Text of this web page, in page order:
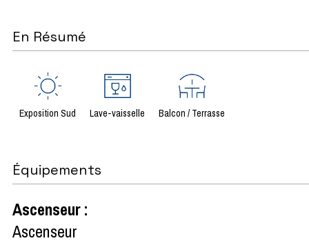
En Résumé
Exposition Sud Lave-vaisselle Balcon / Terrasse
Équipements
Ascenseur:
Ascenseur